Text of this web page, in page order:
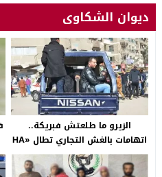
ديوان الشكاوى
الزيرو ما طلعتش فبريكة..
اتهامات بالغش التجاري تطال «HA
Auto التجمع».. شكوى شراء
سيارة بـ3 ملايين جنيه تفجّر الأزمة